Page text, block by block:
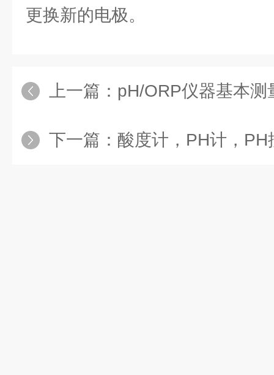
更换新的电极。
上一篇： pH/ORP仪器基本测
下一篇： 酸度计，PH计，PH控